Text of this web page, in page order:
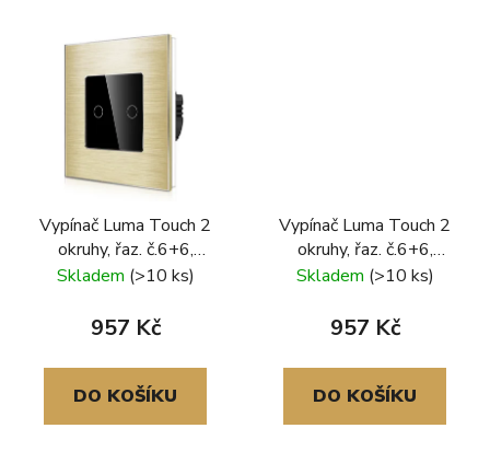
Vypínač Luma Touch 2
okruhy, řaz. č.6+6,
hliníkový rámeček, zlatá-
Skladem (>10 ks)
957 Kč
DO KOŠÍKU
Vypínač Luma Touch 2
okruhy, řaz. č.6+6,
hliníkový rámeček, zlatá
Skladem (>10 ks)
957 Kč
DO KOŠÍKU